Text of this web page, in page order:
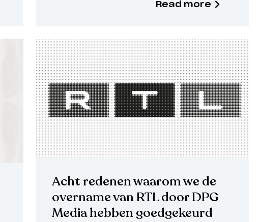
Read more
Acht redenen waarom we de
overname van RTL door DPG
Media hebben goedgekeurd